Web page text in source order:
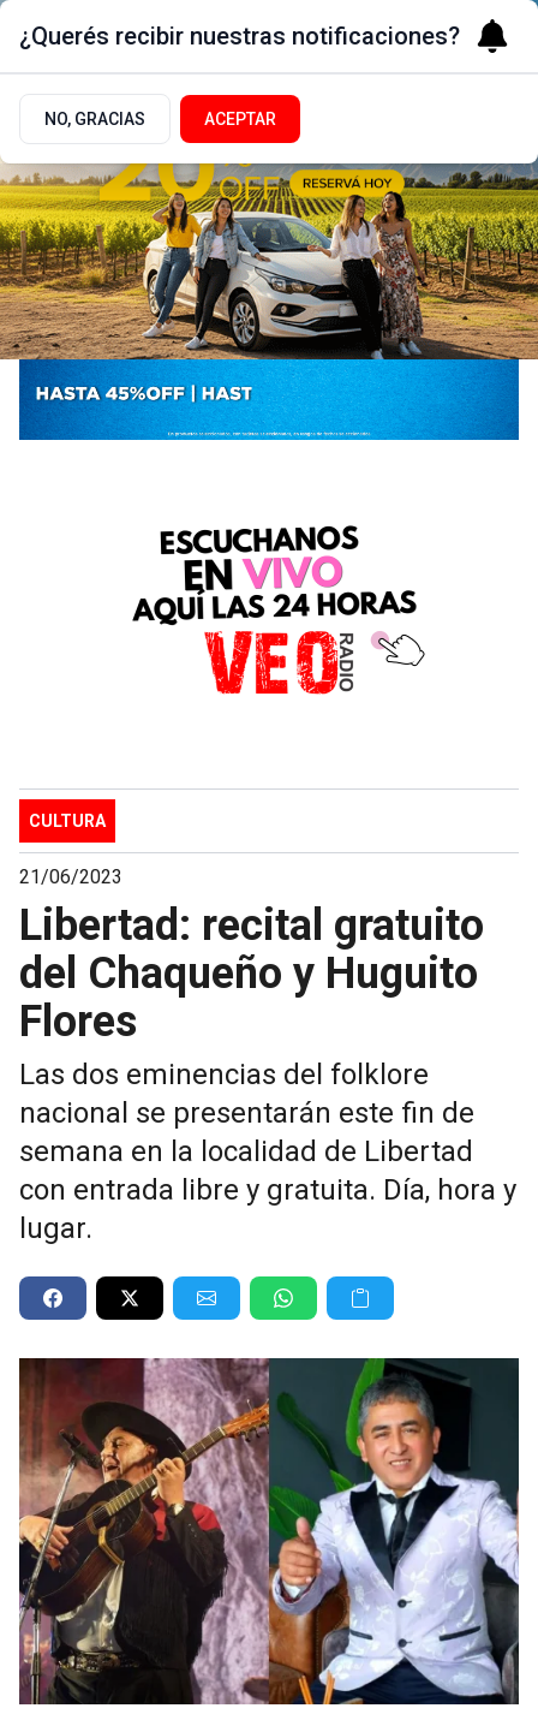
CULTURA
21/06/2023
Libertad: recital gratuito
del Chaqueño y Huguito
Flores
Las dos eminencias del folklore
nacional se presentarán este fin de
semana en la localidad de Libertad
con entrada libre y gratuita. Día, hora y
lugar.
¿Querés recibir nuestras notificaciones?
NO, GRACIAS ACEPTAR